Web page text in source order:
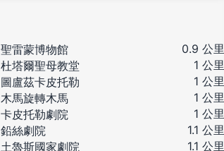
聖雷蒙博物館
0.9 公里
杜塔爾聖母教堂
1 公里
圖盧茲卡皮托勒
1 公里
木馬旋轉木馬
1 公里
卡皮托勒劇院
1 公里
鉛絲劇院
1.1 公里
土魯斯國家劇院
1.1 公里